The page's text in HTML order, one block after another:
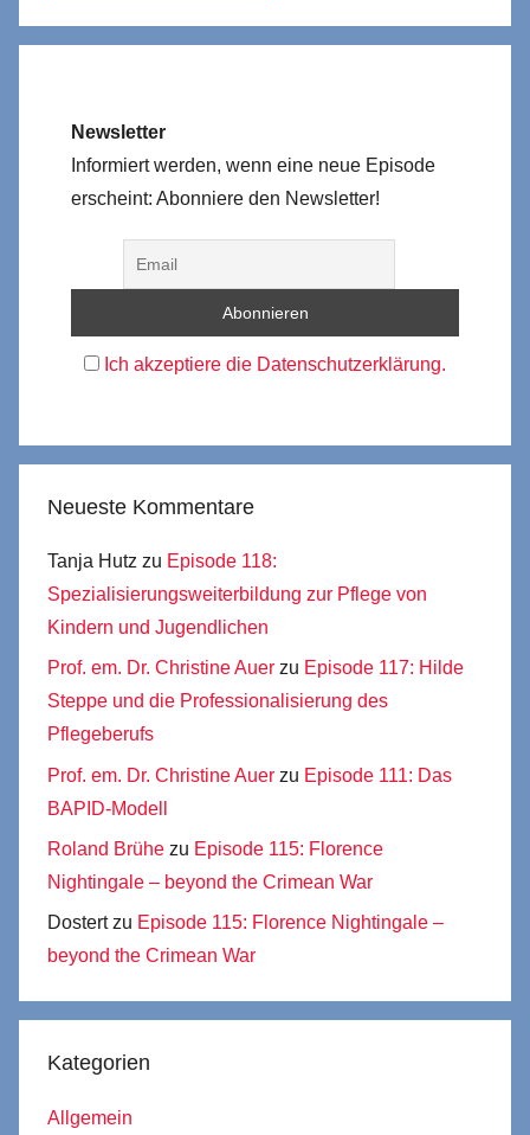
Newsletter
Informiert werden, wenn eine neue Episode
erscheint: Abonniere den Newsletter!
Ich akzeptiere die Datenschutzerklärung.
Neueste Kommentare
Tanja Hutz zu Episode 118:
Spezialisierungsweiterbildung zur Pflege von
Kindern und Jugendlichen
Prof. em. Dr. Christine Auer zu Episode 117: Hilde
Steppe und die Professionalisierung des
Pflegeberufs
Prof. em. Dr. Christine Auer zu Episode 111: Das
BAPID-Modell
Roland Brühe zu Episode 115: Florence
Nightingale – beyond the Crimean War
Dostertzu Episode 115: Florence Nightingale –
beyond the Crimean War
Kategorien
Allgemein